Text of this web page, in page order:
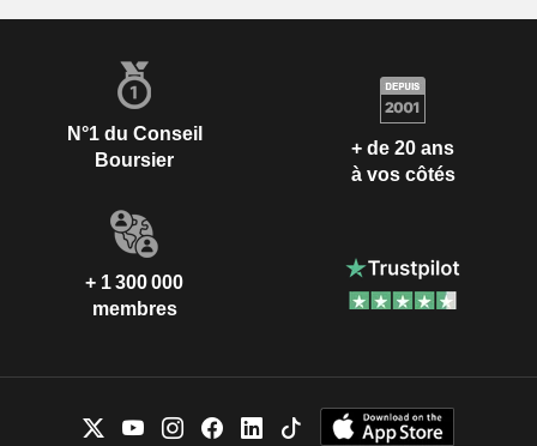
N°1 du Conseil
Boursier
+ de 20 ans
à vos côtés
+ 1 300 000
membres